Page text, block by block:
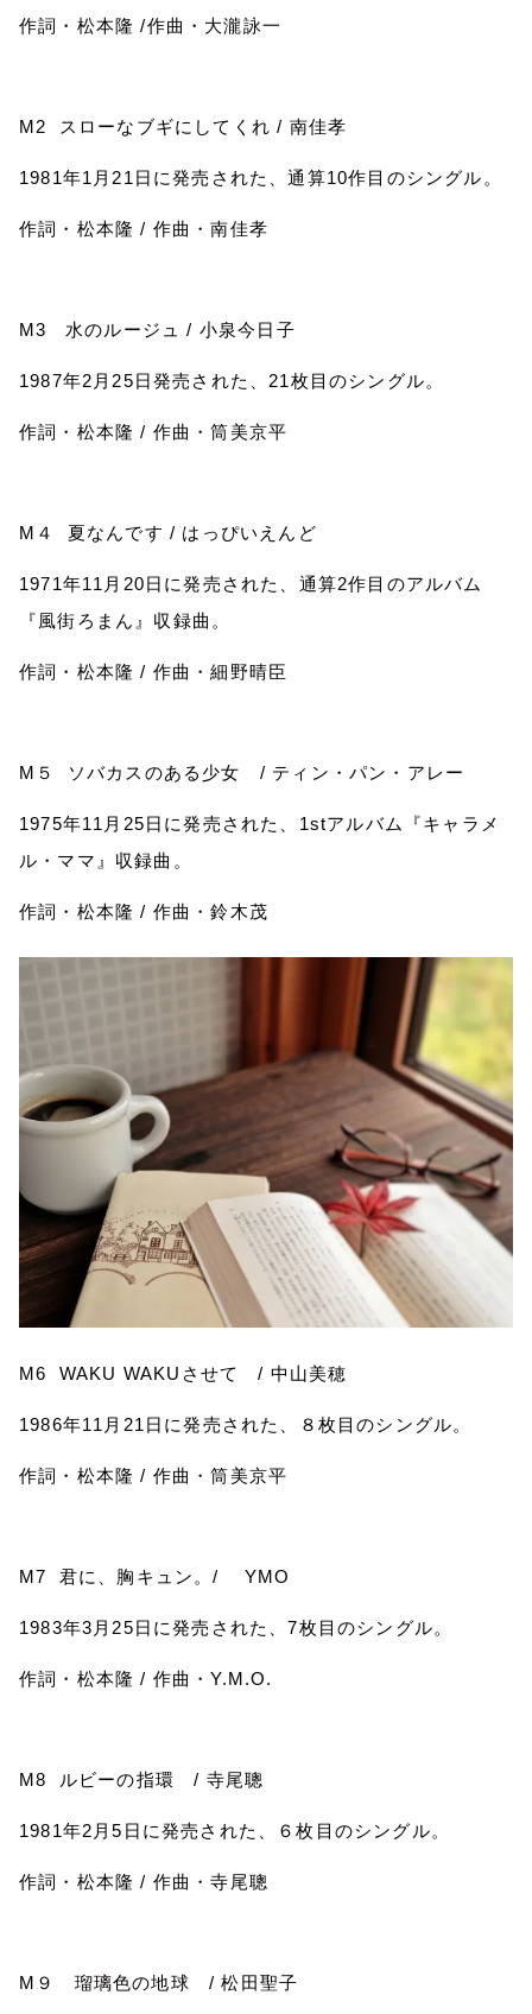
作詞・松本隆 /作曲・大瀧詠一
M2 スローなブギにしてくれ / 南佳孝
1981年1 月 21 日に発売された、通算10作目のシングル。
作詞・松本隆 / 作曲・南佳孝
M3 水のルージュ / 小泉今日子
1987年2 月 25日発売された、 21枚目のシングル。
作詞・松本隆 / 作曲・筒美京平
M ４ 夏なんです / はっぴいえんど
1971年11 月 20日に発売された、通算2作目のアルバム
『風街ろまん』収録曲。
作詞・松本隆 / 作曲・細野晴臣
M ５ ソバカスのある少女 / ティン・パン・アレー
1975年11 月 25日に発売された、 1stアルバム『キャラメ
ル・ママ』収録曲。
作詞・松本隆 / 作曲・鈴木茂
M6 WAKU WAKU させて/ 中山美穂
1986年11 月 21 日に発売された、８枚目のシングル。
作詞・松本隆 / 作曲・筒美京平
M7 君に、胸キュン。/ YMO
1983年3 月 25日に発売された、7枚目のシングル。
作詞・松本隆 / 作曲・Y.M.O.
M8 ルビーの指環/ 寺尾聰
1981年2 月5 日に発売された、６枚目のシングル。
作詞・松本隆 / 作曲・寺尾聰
M ９ 瑠璃色の地球/松田聖子